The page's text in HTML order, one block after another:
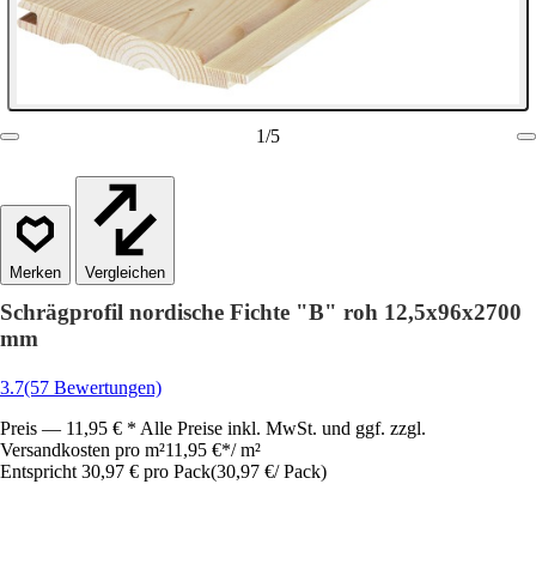
1/5
Vergleichen
Schrägprofil nordische Fichte "B" roh 12,5x96x2700
mm
3.7(57 Bewertungen)
Preis — 11,95 € * Alle Preise inkl. MwSt. und ggf. zzgl.
Versandkosten pro m²11,95 €*/ m²
Entspricht 30,97 € pro Pack(30,97 €/ Pack)